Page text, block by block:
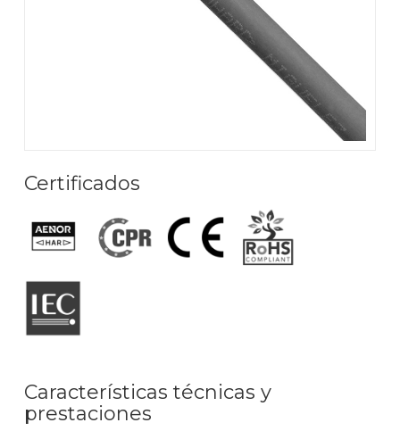
Certificados
Características técnicas y
prestaciones